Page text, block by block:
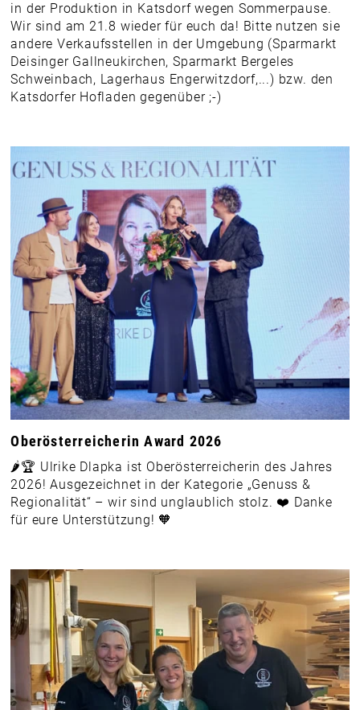
in der Produktion in Katsdorf wegen Sommerpause.
Wir sind am 21.8 wieder für euch da! Bitte nutzen sie
andere Verkaufsstellen in der Umgebung (Sparmarkt
Deisinger Gallneukirchen, Sparmarkt Bergeles
Schweinbach, Lagerhaus Engerwitzdorf,...) bzw. den
Katsdorfer Hofladen gegenüber ;-)
Oberösterreicherin Award 2026
🌶️🏆 Ulrike Dlapka ist Oberösterreicherin des Jahres
2026! Ausgezeichnet in der Kategorie „Genuss &
Regionalität“ – wir sind unglaublich stolz. ❤️ Danke
für eure Unterstützung! 🧡